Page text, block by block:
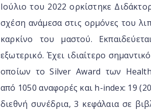
Ιούλιο του 2022 ορκίστηκε
σχέση ανάμεσα στις ορμόνες του
καρκίνο του μαστού.
εξωτερικό. Έχει ιδιαίτερο
οποίων το Silver Award των
από 1050 αναφορές και h-index: 19
διεθνή συνέδρια, 3 κεφάλαια σε